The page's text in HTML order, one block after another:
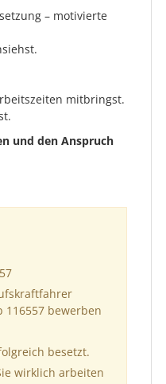
– motivierte
mitbringst.
und den Anspruch
116557 bewerben
besetzt.
wirklich arbeiten